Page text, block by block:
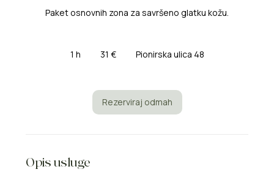
Paket osnovnih zona za savršeno glatku kožu.
1 h 31 € Pionirska ulica 48
Rezerviraj odmah
Opis usluge